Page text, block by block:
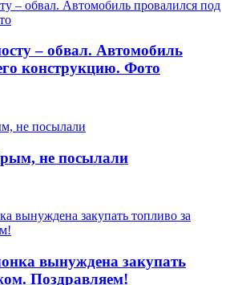
– обвал. Автомобиль
конструкцию. Фото
не посылали
вынуждена закупать
Поздравляем!